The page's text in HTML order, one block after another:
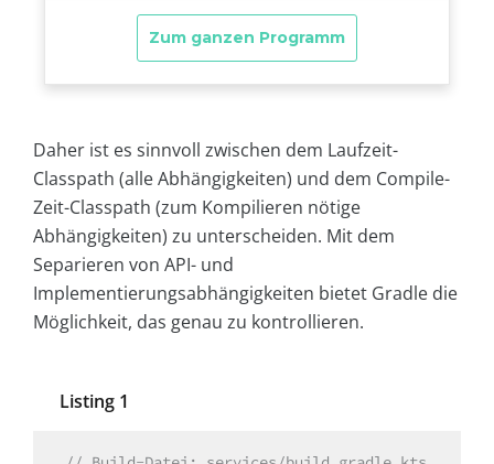
Daher ist es sinnvoll zwischen dem Laufzeit-
Classpath (alle Abhängigkeiten) und dem Compile-
Zeit-Classpath (zum Kompilieren nötige
Abhängigkeiten) zu unterscheiden. Mit dem
Separieren von API- und
Implementierungsabhängigkeiten bietet Gradle die
Möglichkeit, das genau zu kontrollieren.
Listing 1